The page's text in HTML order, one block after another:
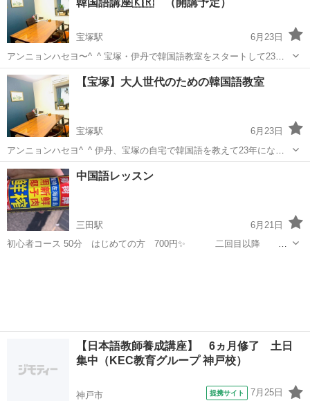
韓国語講座🇰🇷 （開講予定）
宝塚駅
6月23日
アンニョンハセヨ〜^_^ 宝塚・伊丹で韓国語教室をスタートして23年
になりました^_^ 大好きな子供達と韓国語で触れてみたいと思い、初
の 小学生を対象した【３日間完結】のスペシャル講座を開講予定‼️ 🕐
子供の集中力が途...
兵庫 宝塚市 宝塚駅 韓国語 夏休み
【宝塚】大人世代のための韓国語教室
宝塚駅
6月23日
アンニョンハセヨ^_^ 伊丹、宝塚の自宅で韓国語を教えて23年になり
ました！ ドラマを字幕なしで楽しみたい！」 「推しの言葉をそのまま
聞き取りたい！」 「次の渡韓でもっと現地の人と話してみたい！」 そ
んな【大人世代の皆...
兵庫 宝塚市 宝塚駅
中国語レッスン
三田駅
6月21日
初心者コース 50分 はじめての方 700円✨ 二回目以降
【日本語教師養成講座】 6ヵ月修了 土日
集中（KEC教育グループ 神戸校）
神戸市 提携サイト 7月25日